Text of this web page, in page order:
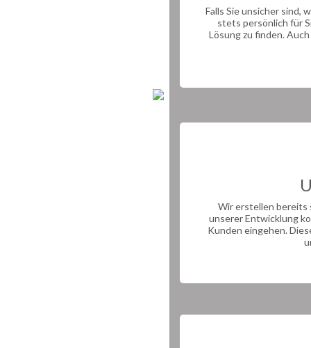
Falls Sie unsicher sind,
stets persönlich für
Lösung zu finden.
Wir erstellen bereits
unserer Entwicklung
Kunden eingehen.